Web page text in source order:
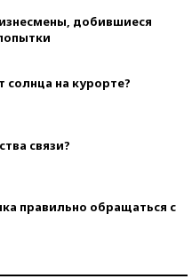
добившиеся
солнца на курорте?
связи?
правильно обращаться с